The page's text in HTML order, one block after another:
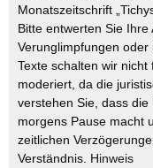
Monatszeitschrift
Bitte entwerten Sie
Verunglimpfungen
Texte schalten wir
moderiert, da die
verstehen Sie, dass
morgens Pause macht
zeitlichen
Verständnis. Hinweis